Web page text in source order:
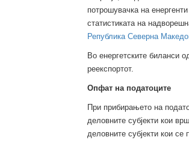
потрошувачка на
статистиката на
Република Северна
Во енергетските биланси
реекспортот.
Опфат на податоците
При прибирањето на
деловните субјекти кои
деловните субјекти кои